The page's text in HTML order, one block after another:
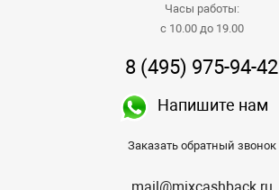
Часы работы:
с 10.00 до 19.00
8 (495) 975-94-42
Напишите нам
Заказать обратный звонок